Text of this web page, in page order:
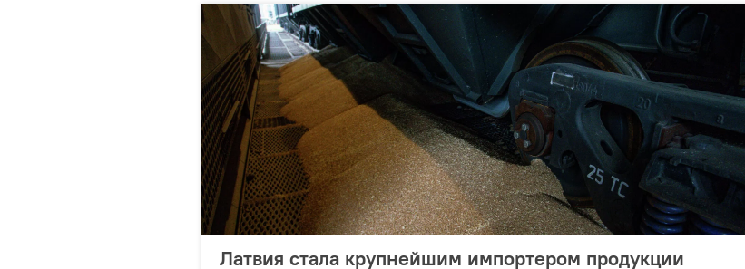
Латвия стала крупнейшим импортером продукции